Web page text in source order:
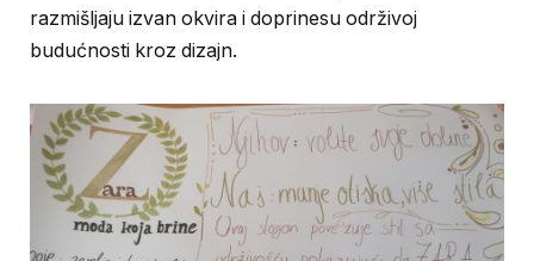
razmišljaju izvan okvira i doprinesu održivoj
budućnosti kroz dizajn.